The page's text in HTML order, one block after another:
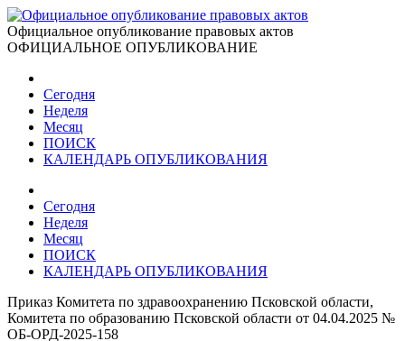
Официальное опубликование правовых актов
ОФИЦИАЛЬНОЕ ОПУБЛИКОВАНИЕ
Сегодня
Неделя
Месяц
ПОИСК
КАЛЕНДАРЬ ОПУБЛИКОВАНИЯ
Сегодня
Неделя
Месяц
ПОИСК
КАЛЕНДАРЬ ОПУБЛИКОВАНИЯ
Приказ Комитета по здравоохранению Псковской области,
Комитета по образованию Псковской области от 04.04.2025 №
ОБ-ОРД-2025-158